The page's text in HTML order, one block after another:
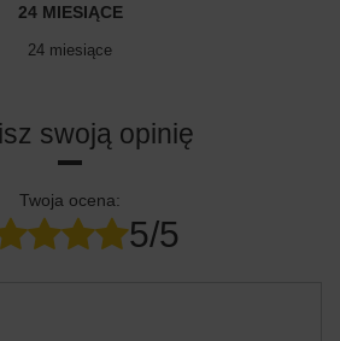
24 MIESIĄCE
24 miesiące
swoją opinię
Twoja ocena:
5/5